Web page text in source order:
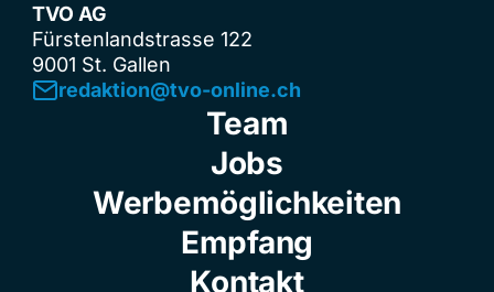
TVO AG
Fürstenlandstrasse 122
9001 St. Gallen
redaktion@tvo-online.ch
Team
Jobs
Werbemöglichkeiten
Empfang
Kontakt